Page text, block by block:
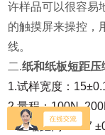
许样品可以很容易
的触摸屏来操控，
线。
二.纸和纸板短距
1.试样宽度：
2.量程：100N
3.压缩距离： 0.7